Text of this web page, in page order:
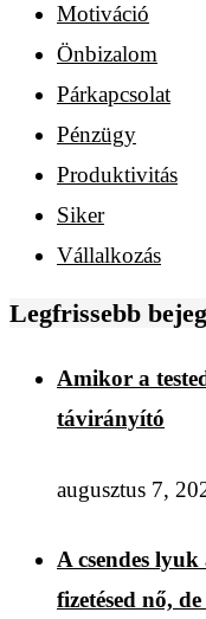
Motiváció
Önbizalom
Párkapcsolat
Pénzügy
Produktivitás
Siker
Vállalkozás
Legfrissebb
Amikor a
távirányító
augusztus 7,
A csendes
fizetésed nő,